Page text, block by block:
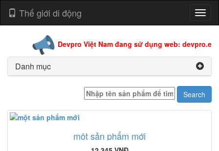
Thế giới di động
Devpro Việt Nam đang sử dụng web:
Danh mục
một sản phẩm mới